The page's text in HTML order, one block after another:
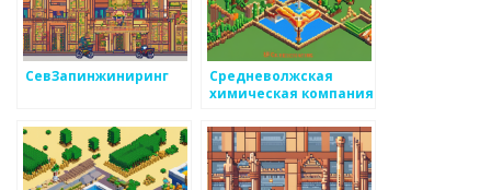
СевЗапинжиниринг
Средневолжская
химическая компания